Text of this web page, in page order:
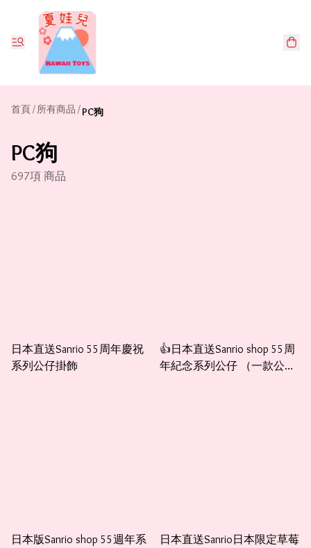
首頁/ 所有商品 /PC狗
PC狗
697項 商品
日本直送Sanrio 55周年慶祝
系列公仔掛飾
👍日本直送Sanrio shop 55周
年紀念系列公仔 （一款公仔
日本版Sanrio shop 55週年系
日本直送Sanrio日本限定草莓